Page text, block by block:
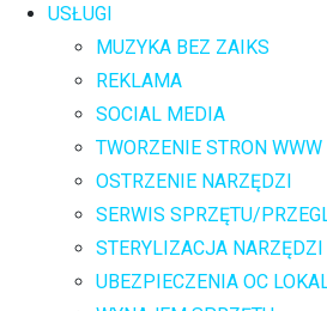
USŁUGI
MUZYKA BEZ ZAIKS
REKLAMA
SOCIAL MEDIA
TWORZENIE STRON WWW
OSTRZENIE NARZĘDZI
SERWIS SPRZĘTU/
STERYLIZACJA NARZĘDZI
UBEZPIECZENIA OC